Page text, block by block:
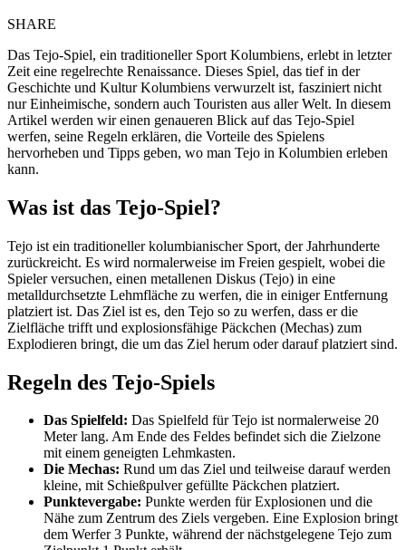
SHARE
Das Tejo-Spiel, ein traditioneller Sport Kolumbiens, erlebt in letzter
Zeit eine regelrechte Renaissance. Dieses Spiel, das tief in der
Geschichte und Kultur Kolumbiens verwurzelt ist, fasziniert nicht
nur Einheimische, sondern auch Touristen aus aller Welt. In diesem
Artikel werden wir einen genaueren Blick auf das Tejo-Spiel
werfen, seine Regeln erklären, die Vorteile des Spielens
hervorheben und Tipps geben, wo man Tejo in Kolumbien erleben
kann.
Was ist das Tejo-Spiel?
Tejo ist ein traditioneller kolumbianischer Sport, der Jahrhunderte
zurückreicht. Es wird normalerweise im Freien gespielt, wobei die
Spieler versuchen, einen metallenen Diskus (Tejo) in eine
metalldurchsetzte Lehmfläche zu werfen, die in einiger Entfernung
platziert ist. Das Ziel ist es, den Tejo so zu werfen, dass er die
Zielfläche trifft und explosionsfähige Päckchen (Mechas) zum
Explodieren bringt, die um das Ziel herum oder darauf platziert sind.
Regeln des Tejo-Spiels
Das Spielfeld: Das Spielfeld für Tejo ist normalerweise 20
Meter lang. Am Ende des Feldes befindet sich die Zielzone
mit einem geneigten Lehmkasten.
Die Mechas: Rund um das Ziel und teilweise darauf werden
kleine, mit Schießpulver gefüllte Päckchen platziert.
Punktevergabe: Punkte werden für Explosionen und die
Nähe zum Zentrum des Ziels vergeben. Eine Explosion bringt
dem Werfer 3 Punkte, während der nächstgelegene Tejo zum